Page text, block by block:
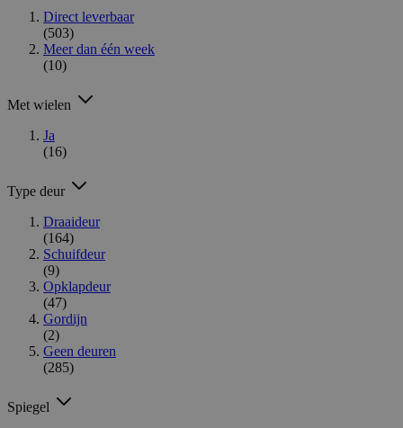
Direct leverbaar
(503)
Meer dan één week
(10)
Met wielen
Ja
(16)
Type deur
Draaideur
(164)
Schuifdeur
(9)
Opklapdeur
(47)
Gordijn
(2)
Geen deuren
(285)
Spiegel